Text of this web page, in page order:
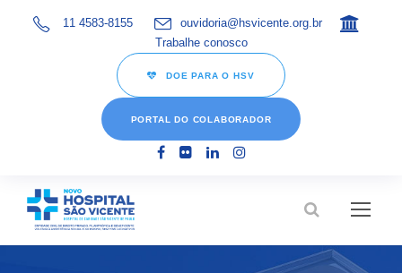
11 4583-8155
ouvidoria@hsvicente.org.br
Trabalhe conosco
DOE PARA O HSV
PORTAL DO COLABORADOR